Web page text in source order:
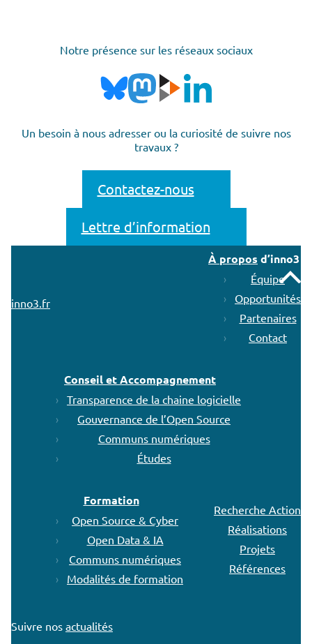
Notre présence sur les réseaux sociaux
Un besoin à nous adresser ou la curiosité de suivre nos
travaux ?
Contactez-nous
Lettre d’information
inno3.fr
À propos d’inno3
Équipe
Opportunités
Partenaires
Contact
Conseil et Accompagnement
Transparence de la chaine logicielle
Gouvernance de l’Open Source
Communs numériques
Études
Formation
Open Source & Cyber
Open Data & IA
Communs numériques
Modalités de formation
Recherche Action
Réalisations
Projets
Références
Suivre nos actualités
Remonter